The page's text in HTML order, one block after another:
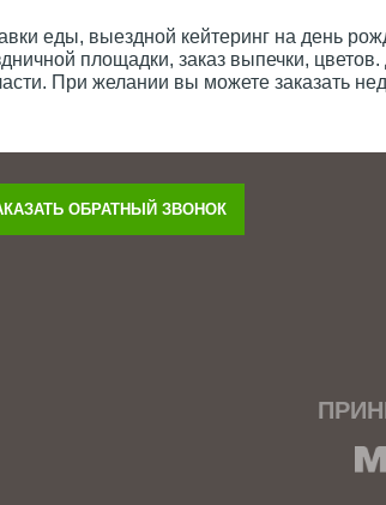
еды, выездной кейтеринг на день
площадки, заказ выпечки,
При желании вы можете заказать
ОБРАТНЫЙ ЗВОНОК